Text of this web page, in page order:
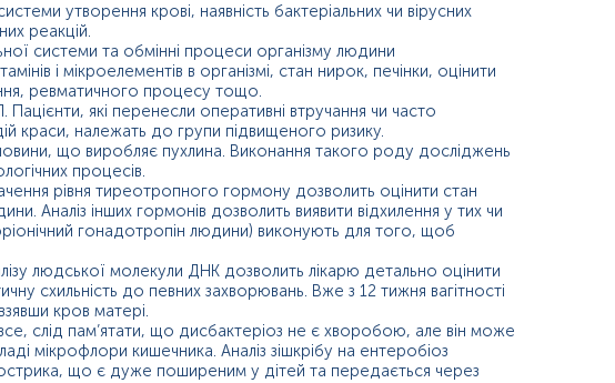
утворення крові, наявність бактеріальних чи вірусних
реакцій.
системи та обмінні процеси організму людини
і мікроелементів в організмі, стан нирок, печінки, оцінити
ревматичного процесу тощо.
Пацієнти, які перенесли оперативні втручання чи часто
краси, належать до групи підвищеного ризику.
що виробляє пухлина. Виконання такого роду досліджень
процесів.
рівня тиреотропного гормону дозволить оцінити стан
Аналіз інших гормонів дозволить виявити відхилення у тих чи
гонадотропін людини) виконують для того, щоб
людської молекули ДНК дозволить лікарю детально оцінити
схильність до певних захворювань. Вже з 12 тижня вагітності
кров матері.
слід пам’ятати, що дисбактеріоз не є хворобою, але він може
мікрофлори кишечника. Аналіз зішкрібу на ентеробіоз
що є дуже поширеним у дітей та передається через